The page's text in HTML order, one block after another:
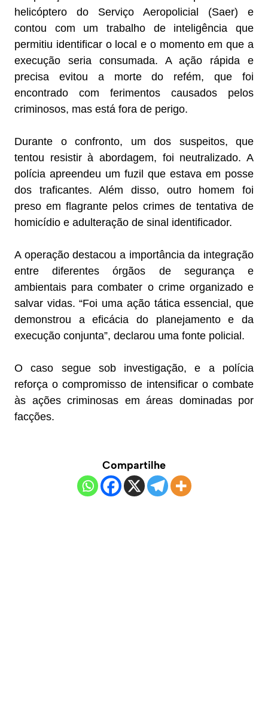
helicóptero do Serviço Aeropolicial (Saer) e
contou com um trabalho de inteligência que
permitiu identificar o local e o momento em que a
execução seria consumada. A ação rápida e
precisa evitou a morte do refém, que foi
encontrado com ferimentos causados pelos
criminosos, mas está fora de perigo.
Durante o confronto, um dos suspeitos, que
tentou resistir à abordagem, foi neutralizado. A
polícia apreendeu um fuzil que estava em posse
dos traficantes. Além disso, outro homem foi
preso em flagrante pelos crimes de tentativa de
homicídio e adulteração de sinal identificador.
A operação destacou a importância da integração
entre diferentes órgãos de segurança e
ambientais para combater o crime organizado e
salvar vidas. “Foi uma ação tática essencial, que
demonstrou a eficácia do planejamento e da
execução conjunta”, declarou uma fonte policial.
O caso segue sob investigação, e a polícia
reforça o compromisso de intensificar o combate
às ações criminosas em áreas dominadas por
facções.
Compartilhe